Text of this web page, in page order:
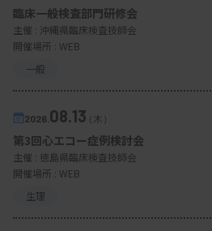
臨床一般検査部門研修会
主催 : 沖縄県臨床検査技師会
開催場所 : WEB
一般
2026. 08.13（木）
第3回心エコー症例検討会
主催 : 徳島県臨床検査技師会
開催場所 : WEB
生理